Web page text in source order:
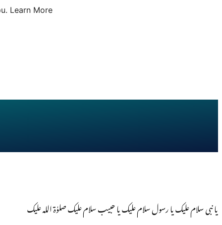
Learn More
یا نبی سلام علیک یا رسول سلام علیک یا حبیب سلام علیک صلوٰۃ اللہ علیک